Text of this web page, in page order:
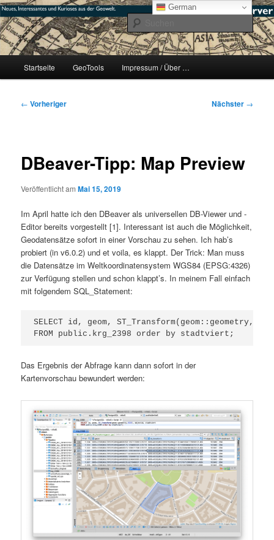
Zum
primären
Inhalt
springen#geoObserver
mikeE's GeoBlog
Startseite GeoTools Impressum / Über …
Beitragsnavigation
← Vorheriger Nächster →
DBeaver-Tipp: Map Preview
Veröffentlicht amMai 15, 2019
Im April hatte ich den DBeaver als universellen DB-Viewer und -
Editor bereits vorgestellt [1]. Interessant ist auch die Möglichkeit,
Geodatensätze sofort in einer Vorschau zu sehen. Ich hab’s
probiert (in v6.0.2) und et voila, es klappt. Der Trick: Man muss
die Datensätze im Weltkoordinatensystem WGS84 (EPSG:4326)
zur Verfügung stellen und schon klappt’s. In meinem Fall einfach
mit folgendem SQL_Statement:
SELECT id, geom,
FROM public.krg_2398 order by stadtviert;
Das Ergebnis der Abfrage kann dann sofort in der
Kartenvorschau bewundert werden:
German